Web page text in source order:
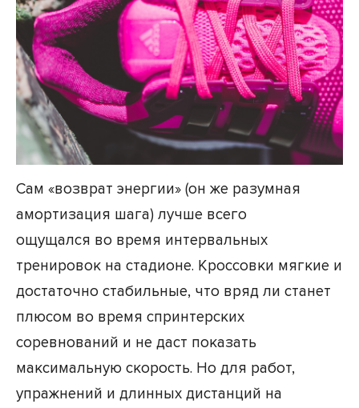
Сам «возврат энергии» (он же разумная
амортизация шага) лучше всего
ощущался во время интервальных
тренировок на стадионе. Кроссовки мягкие и
достаточно стабильные, что вряд ли станет
плюсом во время спринтерских
соревнований и не даст показать
максимальную скорость. Но для работ,
упражнений и длинных дистанций на